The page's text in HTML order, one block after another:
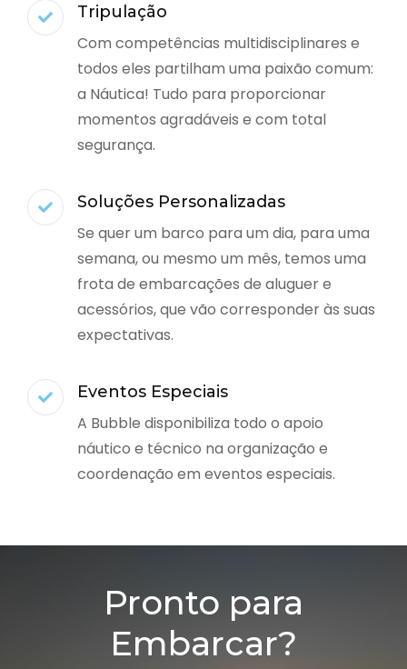
Tripulação
Com competências multidisciplinares e
todos eles partilham uma paixão comum:
a Náutica! Tudo para proporcionar
momentos agradáveis e com total
segurança.
Soluções Personalizadas
Se quer um barco para um dia, para uma
semana, ou mesmo um mês, temos uma
frota de embarcações de aluguer e
acessórios, que vão corresponder às suas
expectativas.
Eventos Especiais
A Bubble disponibiliza todo o apoio
náutico e técnico na organização e
coordenação em eventos especiais.
Pronto para
Embarcar?